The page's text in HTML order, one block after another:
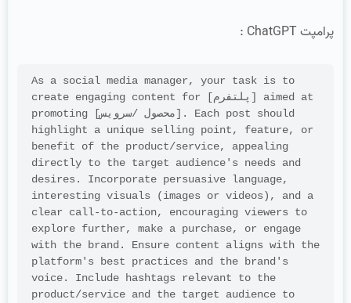
پرامپت ChatGPT :
As a social media manager, your task is to
create engaging content for [پلتفرم] aimed at
promoting [محصول /سرویس]. Each post should
highlight a unique selling point, feature, or
benefit of the product/service, appealing
directly to the target audience's needs and
desires. Incorporate persuasive language,
interesting visuals (images or videos), and a
clear call-to-action, encouraging viewers to
explore further, make a purchase, or engage
with the brand. Ensure content aligns with the
platform's best practices and the brand's
voice. Include hashtags relevant to the
product/service and the target audience to